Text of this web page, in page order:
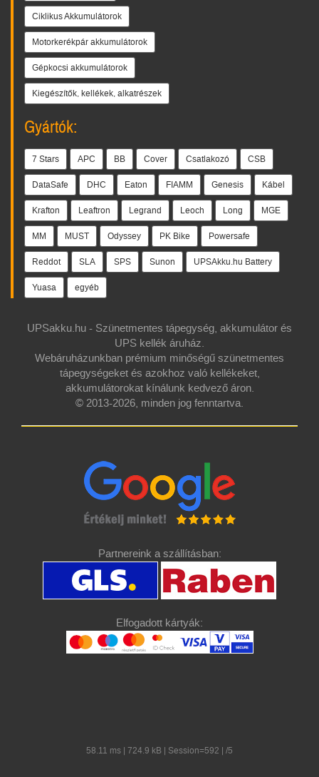
Ciklikus Akkumulátorok
Motorkerékpár akkumulátorok
Gépkocsi akkumulátorok
Kiegészítők, kellékek, alkatrészek
Gyártók:
7 Stars APC BB Cover Csatlakozó CSB
DataSafe DHC Eaton FIAMM Genesis Kábel
Krafton Leaftron Legrand Leoch Long MGE
MM MUST Odyssey PK Bike Powersafe
Reddot SLA SPS Sunon UPSAkku.hu Battery
Yuasa egyéb
UPSakku.hu - Szünetmentes tápegység, akkumulátor és
UPS kellék áruház.
Webáruházunkban prémium minőségű szünetmentes
tápegységeket és azokhoz való kellékeket,
akkumulátorokat kínálunk kedvező áron.
© 2013-2026, minden jog fenntartva.
Partnereink a szállításban:
Elfogadott kártyák:
58.11 ms | 724.9 kB | Session=592 | /5